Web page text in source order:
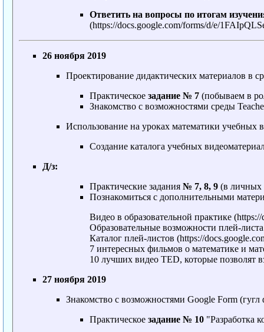
Ответить на вопросы по итогам
26 ноября 2019
Проектирование дидактических материалов в
Практическое задание № 7 (побываем в
Знакомство с возможностями среды
Использование на уроках математики учебных
Создание каталога учебных
Д/з:
Практические задания № 7, 8, 9 (в личных
Познакомиться с дополнительными
Видео в образовательной практике
Образовательные возможности плей-
Каталог плей-листов
7 интересных фильмов о математике и
10 лучших видео TED, которые позволят
27 ноября 2019
Знакомство с возможностями Google Form
Практическое задание № 10 "Разработка